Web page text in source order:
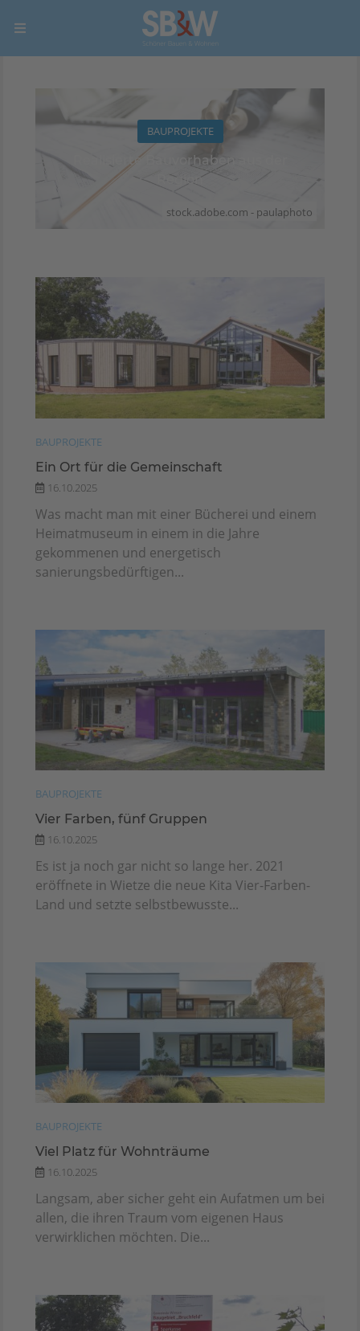
stock.adobe.com - paulaphoto
BAUPROJEKTE
Realisierte Bauvorhaben aus der
Region
BAUPROJEKTE
Ein Ort für die Gemeinschaft
16.10.2025
Was macht man mit einer Bücherei und einem
Heimatmuseum in einem in die Jahre
gekommenen und energetisch
sanierungsbedürftigen...
BAUPROJEKTE
Vier Farben, fünf Gruppen
16.10.2025
Es ist ja noch gar nicht so lange her. 2021
eröffnete in Wietze die neue Kita Vier-Farben-
Land und setzte selbstbewusste...
BAUPROJEKTE
Viel Platz für Wohnträume
16.10.2025
Langsam, aber sicher geht ein Aufatmen um bei
allen, die ihren Traum vom eigenen Haus
verwirklichen möchten. Die...